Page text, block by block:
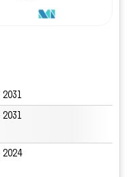
2031
2031
2024